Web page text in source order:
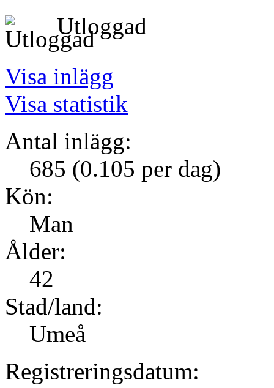
Utloggad
Visa inlägg
Visa statistik
Antal inlägg:
685 (0.105 per dag)
Kön:
Man
Ålder:
42
Stad/land:
Umeå
Registreringsdatum: